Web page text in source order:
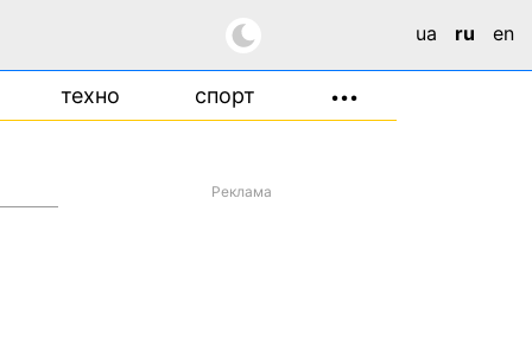
ua ru en
техно спорт •••
Реклама